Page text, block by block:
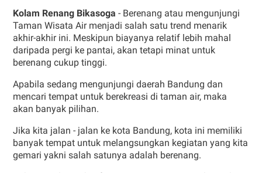
Kolam Renang Bikasoga - Berenang atau mengunjungi
Taman Wisata Air menjadi salah satu trend menarik
akhir-akhir ini. Meskipun biayanya relatif lebih mahal
daripada pergi ke pantai, akan tetapi minat untuk
berenang cukup tinggi.
Apabila sedang mengunjungi daerah Bandung dan
mencari tempat untuk berekreasi di taman air, maka
akan banyak pilihan.
Jika kita jalan - jalan ke kota Bandung, kota ini memiliki
banyak tempat untuk melangsungkan kegiatan yang kita
gemari yakni salah satunya adalah berenang.